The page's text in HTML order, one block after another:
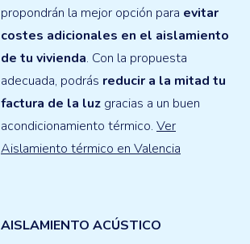
propondrán la mejor opción para evitar
costes adicionales en el aislamiento
de tu vivienda. Con la propuesta
adecuada, podrás reducir a la mitad tu
factura de la luz gracias a un buen
acondicionamiento térmico. Ver
Aislamiento térmico en Valencia
AISLAMIENTO ACÚSTICO